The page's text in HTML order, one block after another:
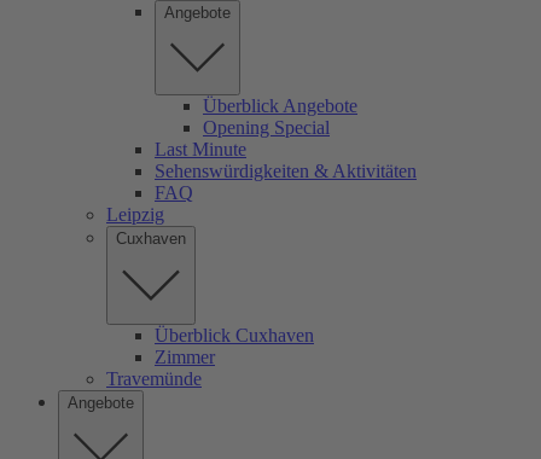
Angebote
Überblick Angebote
Opening Special
Last Minute
Sehenswürdigkeiten & Aktivitäten
FAQ
Leipzig
Cuxhaven
Überblick Cuxhaven
Zimmer
Travemünde
Angebote